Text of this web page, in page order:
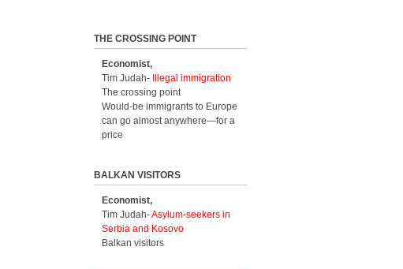
THE CROSSING POINT
Economist,
Tim Judah-
Illegal immigration
The crossing point
Would-be immigrants to Europe
can go almost anywhere—for a
price
BALKAN VISITORS
Economist,
Tim Judah-Asylum-seekers in
Serbia and Kosovo
Balkan visitors